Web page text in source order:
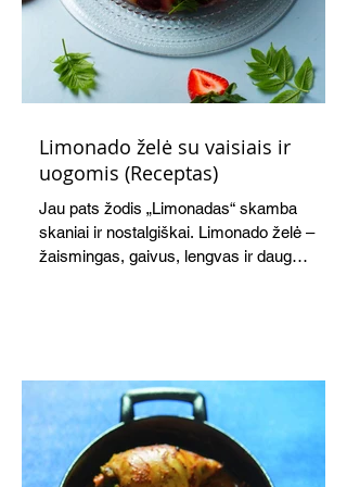
Limonado želė su vaisiais ir
uogomis (Receptas)
Jau pats žodis „Limonadas“ skamba
skaniai ir nostalgiškai. Limonado želė –
žaismingas, gaivus, lengvas ir daug